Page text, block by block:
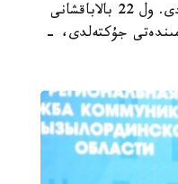
- مامىر ايىنان باستاپ ءبىلىم بەرۋ ۇيىمدارىن مەملەكەتتىك اتتەستاتتاۋ جاڭا فورماتتا ءجۇردى. ول 22 بالاباقشانى
سايكەستەندىرۋ مىندەتى جۇكتەلدى، -